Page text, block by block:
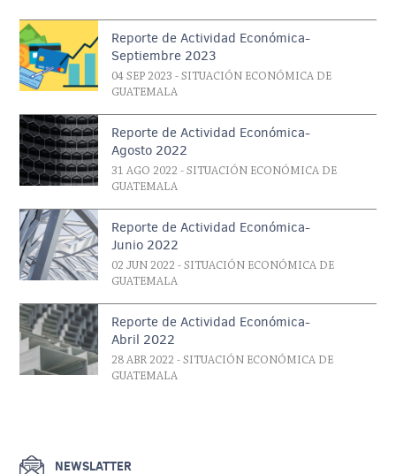
Reporte de Actividad Económica-
Septiembre 2023
04 SEP 2023 - SITUACIÓN ECONÓMICA DE
GUATEMALA
Reporte de Actividad Económica-
Agosto 2022
31 AGO 2022 - SITUACIÓN ECONÓMICA DE
GUATEMALA
Reporte de Actividad Económica-
Junio 2022
02 JUN 2022 - SITUACIÓN ECONÓMICA DE
GUATEMALA
Reporte de Actividad Económica-
Abril 2022
28 ABR 2022 - SITUACIÓN ECONÓMICA DE
GUATEMALA
NEWSLATTER